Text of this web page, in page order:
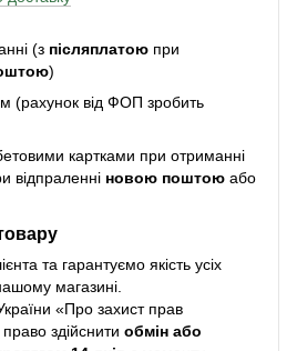
(з післяплатою при
)
(рахунок від ФОП зробить
картками при отриманні
відпраленні новою поштою або
та гарантуємо якість усіх
магазині.
«Про захист прав
здійснити обмін або